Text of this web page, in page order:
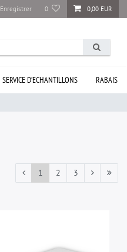
Enregistrer 0 0,00 EUR
SERVICE D’ECHANTILLONS RABAIS
1 2 3